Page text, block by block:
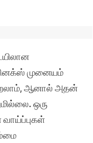
முனையம்
ஆனால் அதன்
ஒரு